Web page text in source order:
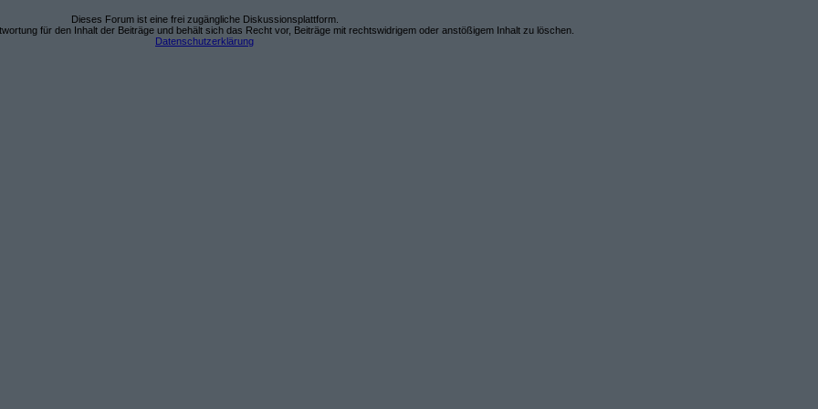
Dieses Forum ist eine frei zugängliche Diskussionsplattform.
für den Inhalt der Beiträge und behält sich das Recht vor, Beiträge mit rechtswidrigem oder anstößigem Inhalt zu löschen.
Datenschutzerklärung